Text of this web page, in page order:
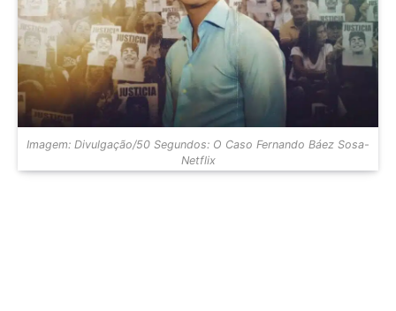
Imagem: Divulgação/50 Segundos: O Caso Fernando Báez Sosa-
Netflix